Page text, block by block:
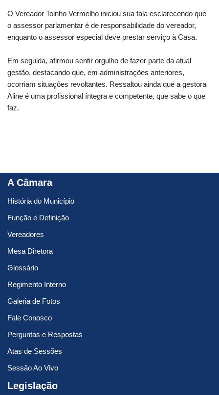
O Vereador Toinho Vermelho iniciou sua fala esclarecendo que
o assessor parlamentar é de responsabilidade do vereador,
enquanto o assessor especial deve prestar serviço à Casa.
Em seguida, afirmou sentir orgulho de fazer parte da atual
gestão, destacando que, em administrações anteriores,
ocorriam situações revoltantes. Ressaltou ainda que a gestora
Aline é uma profissional íntegra e competente, que sabe o que
faz.
A Câmara
História do Município
Função e Definição
Vereadores
Mesa Diretora
Glossário
Regimento Interno
Galeria de Fotos
Fale Conosco
Perguntas e Respostas
Atas de Sessões
Sessão Ao Vivo
Legislação